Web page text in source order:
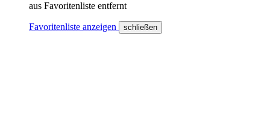
aus Favoritenliste entfernt
Favoritenliste anzeigen schließen